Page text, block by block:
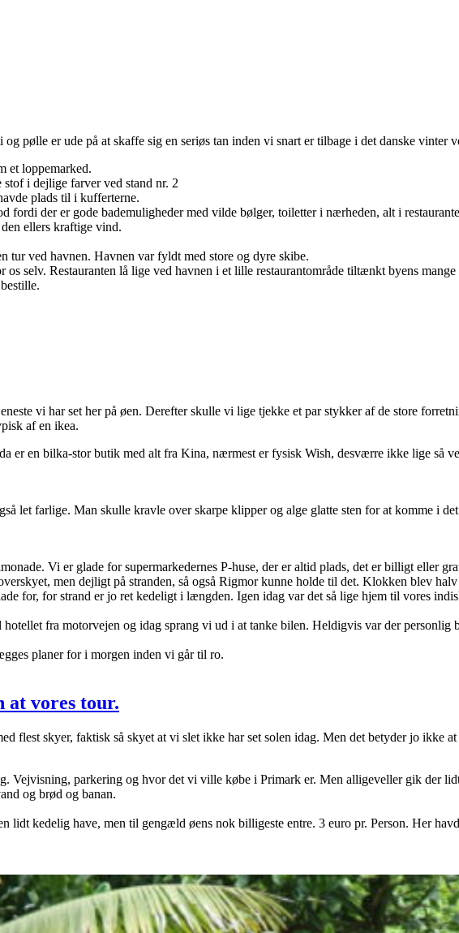
pølle er ude på at skaffe sig en seriøs tan inden vi snart er tilbage i det danske vinter
et loppemarked.
i dejlige farver ved stand nr. 2
plads til i kufferterne.
fordi der er gode bademuligheder med vilde bølger, toiletter i nærheden, alt i
ellers kraftige vind.
tur ved havnen. Havnen var fyldt med store og dyre skibe.
selv. Restauranten lå lige ved havnen i et lille restaurantområde tiltænkt byens
vi har set her på øen. Derefter skulle vi lige tjekke et par stykker af de store
af en ikea.
er en bilka-stor butik med alt fra Kina, nærmest er fysisk Wish, desværre ikke lige så
let farlige. Man skulle kravle over skarpe klipper og alge glatte sten for at komme i
Vi er glade for supermarkedernes P-huse, der er altid plads, det er billigt eller
men dejligt på stranden, så også Rigmor kunne holde til det. Klokken blev
for, for strand er jo ret kedeligt i længden. Igen idag var det så lige hjem til vores
fra motorvejen og idag sprang vi ud i at tanke bilen. Heldigvis var der personlig
planer for i morgen inden vi går til ro.
at vores tour.
flest skyer, faktisk så skyet at vi slet ikke har set solen idag. Men det betyder jo ikke
Vejvisning, parkering og hvor det vi ville købe i Primark er. Men alligeveller gik der
og brød og banan.
lidt kedelig have, men til gengæld øens nok billigeste entre. 3 euro pr. Person. Her